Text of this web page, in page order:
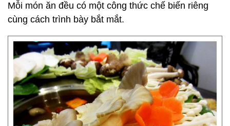
Mỗi món ăn đều có một công thức chế biến riêng
cùng cách trình bày bắt mắt.